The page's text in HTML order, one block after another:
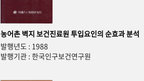
농어촌 벽지 보건진료원 투입요인의 순효과 분석
발행년도 : 1988
발행기관 : 한국인구보건연구원